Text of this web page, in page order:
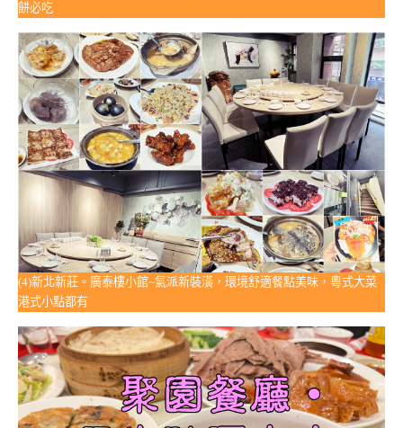
餅必吃
(4)新北新莊。廣泰樓小館~氣派新裝潢，環境舒適餐點美味，粵式大菜
港式小點都有